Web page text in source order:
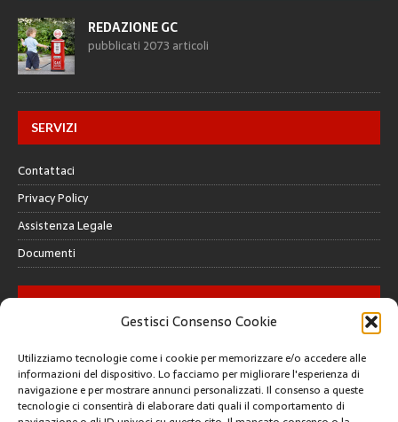
Gestisci Consenso Cookie
Utilizziamo tecnologie come i cookie per memorizzare e/o accedere alle
informazioni del dispositivo. Lo facciamo per migliorare l'esperienza di
navigazione e per mostrare annunci personalizzati. Il consenso a queste
tecnologie ci consentirà di elaborare dati quali il comportamento di
REDAZIONE GC
pubblicati 2073 articoli
SERVIZI
Contattaci
Privacy Policy
Assistenza Legale
Documenti
GALLERY
CREATIVE COMMONS